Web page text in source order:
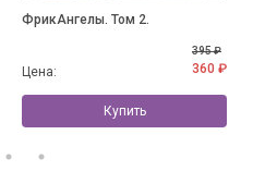
ФрикАнгелы. Том 2.
Цена:
395 ₽
360 ₽
Купить